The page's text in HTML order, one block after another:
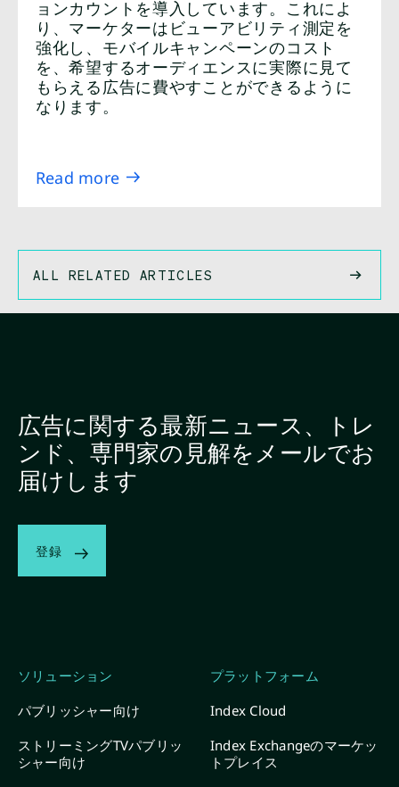
ョンカウントを導入しています。これによ
り、マーケターはビューアビリティ測定を
強化し、モバイルキャンペーンのコスト
を、希望するオーディエンスに実際に見て
もらえる広告に費やすことができるように
なります。
Read more
ALL RELATED ARTICLES
ソリューション
パブリッシャー向け
ストリーミングTVパブリッ
シャー向け
プラットフォーム
Index Cloud
Index Exchangeのマーケッ
トプレイス
広告に関する最新ニュース、トレ
ンド、専門家の見解をメールでお
届けします
登録